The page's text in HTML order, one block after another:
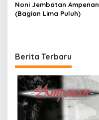
Noni Jembatan Ampenan
(Bagian Lima Puluh)
Berita Terbaru